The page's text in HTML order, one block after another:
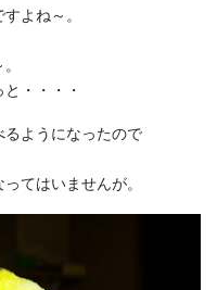
よね～。
・・・・
るようになったので
てはいませんが。